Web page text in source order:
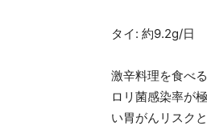
タイ: 約9.2g/日
激辛料理を食べ
ロリ菌感染率が
い胃がんリスク